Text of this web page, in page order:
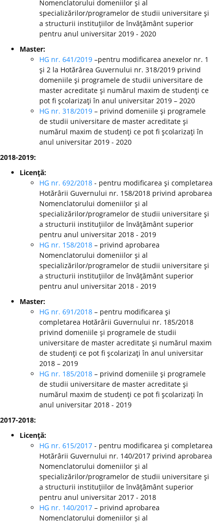
Nomenclatorului domeniilor şi al
specializărilor/programelor de studii universitare şi
a structurii instituţiilor de învăţământ superior
pentru anul universitar 2019 - 2020
Master:
HG nr. 641/2019 –pentru modificarea anexelor nr. 1
şi 2 la Hotărârea Guvernului nr. 318/2019 privind
domeniile şi programele de studii universitare de
master acreditate şi numărul maxim de studenţi ce
pot fi şcolarizaţi în anul universitar 2019 – 2020
HG nr. 318/2019 – privind domeniile şi programele
de studii universitare de master acreditate şi
numărul maxim de studenţi ce pot fi şcolarizaţi în
anul universitar 2019 - 2020
2018-2019:
Licenţă:
HG nr. 692/2018 - pentru modificarea şi completarea
Hotărârii Guvernului nr. 158/2018 privind aprobarea
Nomenclatorului domeniilor şi al
specializărilor/programelor de studii universitare şi
a structurii instituţiilor de învăţământ superior
pentru anul universitar 2018 - 2019
HG nr. 158/2018 – privind aprobarea
Nomenclatorului domeniilor şi al
specializărilor/programelor de studii universitare şi
a structurii instituţiilor de învăţământ superior
pentru anul universitar 2018 - 2019
Master:
HG nr. 691/2018 – pentru modificarea şi
completarea Hotărârii Guvernului nr. 185/2018
privind domeniile şi programele de studii
universitare de master acreditate şi numărul maxim
de studenţi ce pot fi şcolarizaţi în anul universitar
2018 – 2019
HG nr. 185/2018 – privind domeniile şi programele
de studii universitare de master acreditate şi
numărul maxim de studenţi ce pot fi şcolarizaţi în
anul universitar 2018 - 2019
2017-2018:
Licenţă:
HG nr. 615/2017 - pentru modificarea şi completarea
Hotărârii Guvernului nr. 140/2017 privind aprobarea
Nomenclatorului domeniilor şi al
specializărilor/programelor de studii universitare şi
a structurii instituţiilor de învăţământ superior
pentru anul universitar 2017 - 2018
HG nr. 140/2017 – privind aprobarea
Nomenclatorului domeniilor și al